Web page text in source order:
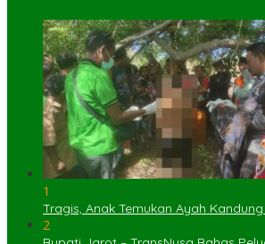
1
Tragis, Anak Temukan Ayah
2